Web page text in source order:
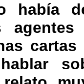
había